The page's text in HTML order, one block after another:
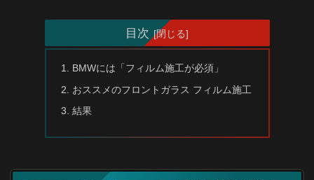
目次
BMWには「フィルム施工が必須」
おススメのフロントガラス フィルム施工
結果